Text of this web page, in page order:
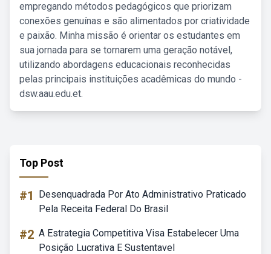
empregando métodos pedagógicos que priorizam
conexões genuínas e são alimentados por criatividade
e paixão. Minha missão é orientar os estudantes em
sua jornada para se tornarem uma geração notável,
utilizando abordagens educacionais reconhecidas
pelas principais instituições acadêmicas do mundo -
dsw.aau.edu.et.
Top Post
#1
Desenquadrada Por Ato Administrativo Praticado
Pela Receita Federal Do Brasil
#2 A Estrategia Competitiva Visa Estabelecer Uma
Posição Lucrativa E Sustentavel